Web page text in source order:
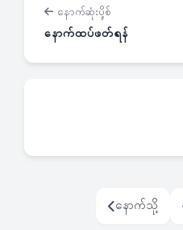
နောက်ဆုံးပို့စ်
နောက်ထပ်ဖတ်ရန်
နောက်သို့